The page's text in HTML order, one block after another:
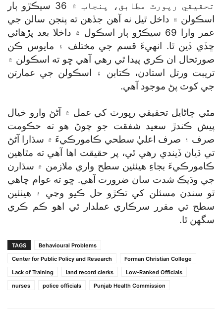
تحقيقي رپورٽ مطابق، پنجاب ۾ 36 سيڪڙو ٻار
اسڪولن ۾ داخل ٿيل نه آهن جڏهن ته پنجن سالن جي
عمر وارا 69 سيڪڙو ٻار اسڪول ۾ داخلا بعد پڙهائي
ڇڏي ڏين ٿا. انهيءَ قسم جي مختلف ۽ مايوس ڪن
صورتحال ان ڪري پيدا ٿي رهي آهي ڇو ته اسڪولن ۾
تريبت ورتل استادن، ڪتابن ۽ اسڪولن جي عمارتن
جي کوٽ پڻ موجود آهي.
مٿي ڄاڻايل تحقيقي رپورٽ کي عمل ۾ آڻڻ وارو خيال
پيش ڪندڙ سعيد شفقت جو چوڻ هو ته حڪومت
صرف ۽ صرف اعليٰ سطحي ڪامورڪيءَ ۾ سڌارا آڻڻ
تي ڌيان ڏيندي رهي ٿي، پر حقيقت اها آهي ته مٿاهين
ڪامورڪيءَ بجاءِ هيٺئين سطح واري ملازمن ۾ سڌارن
جي وڌيڪ شدت سان ضرورت آهي. ڇو ته عوام چاهي
ٿو سندن مسئلن کي تڪڙو حل ڪيو وڃي ۽ هيٺئين
سطح تي مقرر سرڪاري عملدار ئي اهو ڪم ڪري
سگھن ٿا.
TAGS
Behavioural Problems
Center for Public Policy and Research
Forman Christian College
Lack of Training
land record clerks
Low-Ranked Officials
nurses
police officials Punjab Health Commission